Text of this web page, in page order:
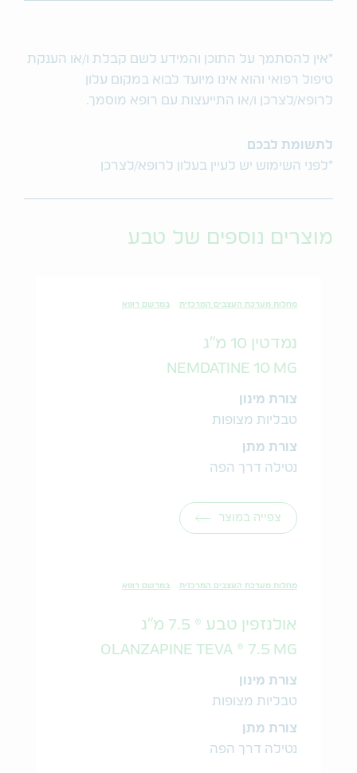
*אין להסתמך על התוכן והמידע לשם קבלת ו/או הענקת
טיפול רפואי והוא אינו מיועד לבוא במקום עלון
לרופא/לצרכן ו/או התייעצות עם רופא מוסמך.
לתשומת לבכם
*לפני השימוש יש לעיין בעלון לרופא/לצרכן
מוצרים נוספים של טבע
מחלות מערכת העצבים המרכזית במרשם רופא
נמדטין 10 מ"ג
NEMDATINE 10 MG
צורת מינון
טבליות מצופות
צורת מתן
נטילה דרך הפה
צפייה במוצר
מחלות מערכת העצבים המרכזית במרשם רופא
אולנזפין טבע ® 7.5 מ"ג
OLANZAPINE TEVA ® 7.5 MG
צורת מינון
טבליות מצופות
צורת מתן
נטילה דרך הפה